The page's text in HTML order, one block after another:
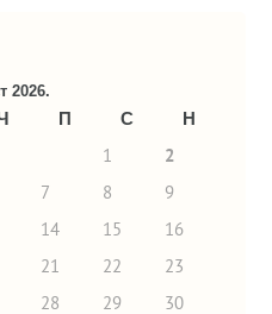
2026.
П С
Н
1
2
7 8
9
14 15
16
21 22
23
28 29
30